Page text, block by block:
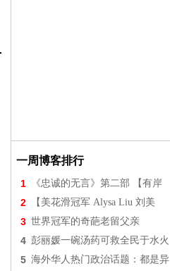
一周博客排行
1 《忠诚的无言》第二部 【有岸
2 【美花滑冠军 Alysa Liu 刘美
3 世界冠军的奇葩老留父亲
4 彭丽媛一碗汤药可救全民于水火
5 海外华人热门政治话题：都是异